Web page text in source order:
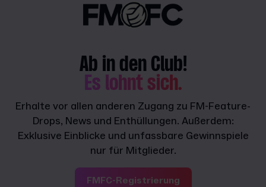
Ab in den Club!
Es lohnt sich.
Erhalte vor allen anderen Zugang zu FM-Feature-
Drops, News und Enthüllungen. Außerdem:
Exklusive Einblicke und unfassbare Gewinnspiele
nur für Mitglieder.
FMFC-Registrierung